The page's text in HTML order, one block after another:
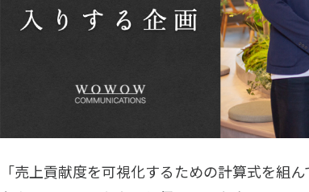
「売上貢献度を可視化するための計算式を組